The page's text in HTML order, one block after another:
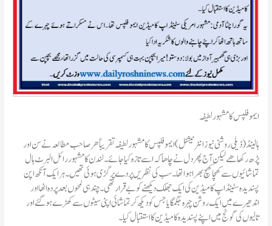
ایموفلپس کا مشہور لطیفہ
ہالینڈ(ڈیلی روشنی نیوز انٹرنیشنل )ایموفلپس کا مشہور لطیفہ تقریباً ھر صاحب مطالعہ نے سن اور
پڑھ رکھا ھے لیکن آج پھر دل نے چاھا کہ اسے تازہ کیا جائے۔لندن کا مشہور رائل البرٹ ہال
تماشائیوں سے کھچا کھچ بھرا ہوا تھا۔سب کی نظریں پردے پرگڑی ہوئی تھیں۔ہر ایک آنکھ اپن
پسندیدہ سٹینڈ اپ کامیڈین کی ایک جھلک دیکھنے کوبے قرار تھی۔چند ہی لمحوں بعد پردہ اٹھااور
اندھیرے میں ایک روشن چہرہ جگمگایاجس کو دیکھ کر تماشائی اپنی سیٹوں سےکھڑے ہو گئےاور
تالیوں کی گونج میں اپنے پسندیدہ کامیڈین کااستقبال کیا۔